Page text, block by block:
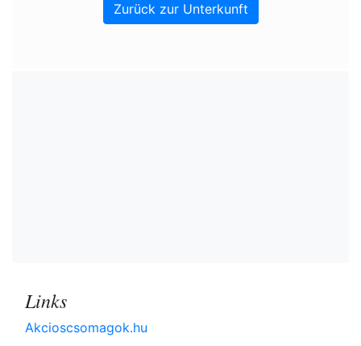
Zurück zur Unterkunft
Links
Akcioscsomagok.hu